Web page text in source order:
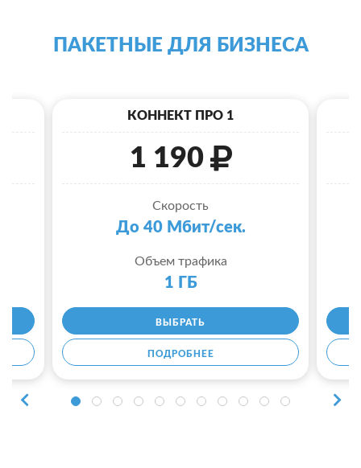
ПАКЕТНЫЕ ДЛЯ БИЗНЕСА
КОННЕКТ ПРО 1
1 190
Скорость
До 40 Мбит/сек.
Объем трафика
1 ГБ
ВЫБРАТЬ
ПОДРОБНЕЕ